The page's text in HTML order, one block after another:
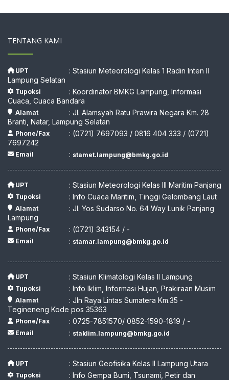
TENTANG KAMI
UPT
: Stasiun Meteorologi Kelas 1 Radin Inten II
Lampung Selatan
Tupoksi
: Koordinator BMKG Lampung, Informasi
Cuaca, Cuaca Bandara
Alamat
: Jl. Alamsyah Ratu Prawira Negara Km. 28
Branti, Natar, Lampung Selatan
Phone/Fax
: (0721) 7697093 / 0816 404 333 / (0721)
7697242
Email : stamet.lampung@bmkg.go.id
UPT : Stasiun Meteorologi Kelas III Maritim Panjang
Tupoksi : Info Cuaca Maritim, Tinggi Gelombang Laut
Alamat
: Jl. Yos Sudarso No. 64 Way Lunik Panjang
Lampung
Phone/Fax : (0721) 343154 / -
Email : stamar.lampung@bmkg.go.id
UPT : Stasiun Klimatologi Kelas II Lampung
Tupoksi : Info Iklim, Informasi Hujan, Prakiraan Musim
Alamat
: Jln Raya Lintas Sumatera Km.35 -
Tegineneng Kode pos 35363
Phone/Fax : 0725-7851570/ 0852-1590-1819 / -
Email : staklim.lampung@bmkg.go.id
UPT : Stasiun Geofisika Kelas II Lampung Utara
Tupoksi : Info Gempa Bumi, Tsunami, Petir dan